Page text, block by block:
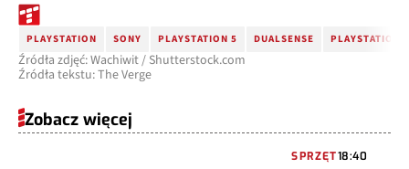
PLAYSTATION SONY PLAYSTATION 5 DUALSENSE PLAYSTATION
Źródła zdjęć: Wachiwit / Shutterstock.com
Źródła tekstu: The Verge
Zobacz więcej
SPRZĘT18:40